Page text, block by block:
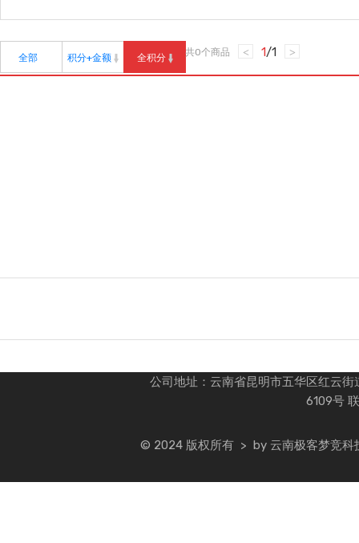
全部 积分+金额 全积分 共0个商品 < 1/1 >
公司地址：云南省昆明市五华区红云街
6109号
© 2024 版权所有 > by 云南极客梦竞科